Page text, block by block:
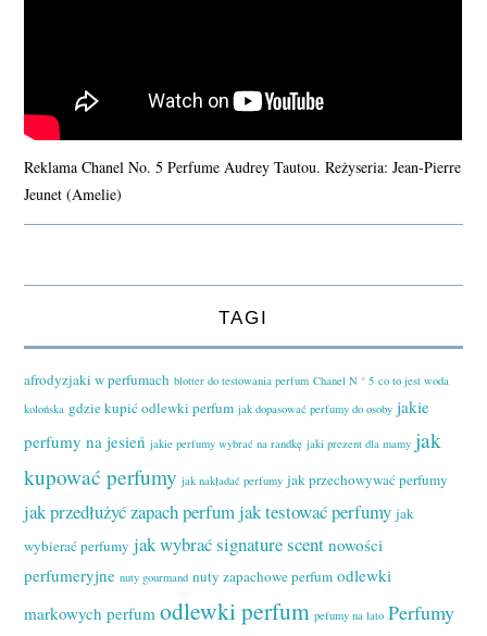
Reklama Chanel No. 5 Perfume Audrey Tautou. Reżyseria: Jean-Pierre
Jeunet (Amelie)
TAGI
afrodyzjaki w perfumach blotter do testowania perfum Chanel N ° 5 co to jest woda
kolońska gdzie kupić odlewki perfum jak dopasować perfumy do osoby jakie
perfumy na jesień jakie perfumy wybrać na randkę jaki prezent dla mamy jak
kupować perfumy jak nakładać perfumy jak przechowywać perfumy
jak przedłużyć zapach perfumjak testować perfumy jak
wybierać perfumy jak wybrać signature scent nowości
perfumeryjne nuty gourmand nuty zapachowe perfum odlewki
markowych perfum odlewki perfum pefumy na lato Perfumy